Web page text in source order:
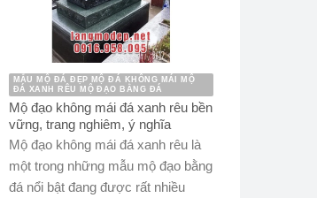
MẪU MỘ ĐÁ ĐẸP MỘ ĐÁ KHÔNG MÁI MỘ
ĐÁ XANH RÊU MỘ ĐẠO BẰNG ĐÁ
Mộ đạo không mái đá xanh rêu bền
vững, trang nghiêm, ý nghĩa
Mộ đạo không mái đá xanh rêu là
một trong những mẫu mộ đạo bằng
đá nổi bật đang được rất nhiều